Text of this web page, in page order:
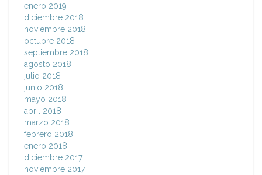
enero 2019
diciembre 2018
noviembre 2018
octubre 2018
septiembre 2018
agosto 2018
julio 2018
junio 2018
mayo 2018
abril 2018
marzo 2018
febrero 2018
enero 2018
diciembre 2017
noviembre 2017